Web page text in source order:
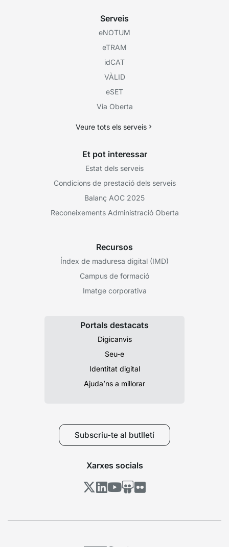
Serveis
eNOTUM
eTRAM
idCAT
VÀLID
eSET
Via Oberta
Veure tots els serveis
Et pot interessar
Estat dels serveis
Condicions de prestació dels serveis
Balanç AOC 2025
Reconeixements Administració Oberta
Recursos
Índex de maduresa digital (IMD)
Campus de formació
Imatge corporativa
Portals destacats
Digicanvis
Seu-e
Identitat digital
Ajuda’ns a millorar
Subscriu-te al butlletí
Xarxes socials